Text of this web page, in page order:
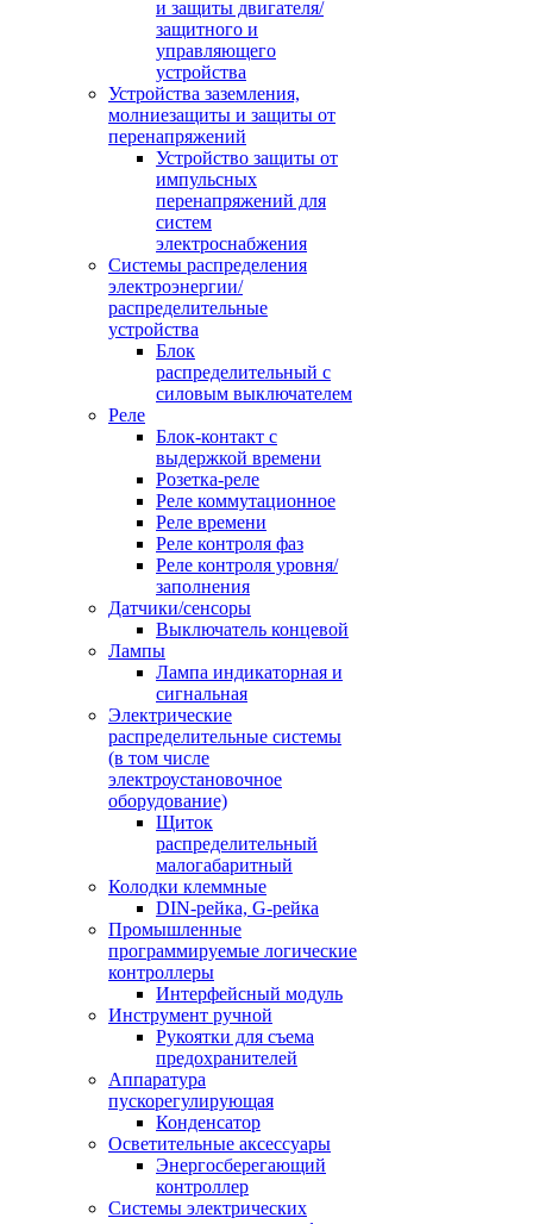
и защиты двигателя/
защитного и
управляющего
устройства
Устройства заземления,
молниезащиты и защиты от
перенапряжений
Устройство защиты от
импульсных
перенапряжений для
систем
электроснабжения
Системы распределения
электроэнергии/
распределительные
устройства
Блок
распределительный с
силовым выключателем
Реле
Блок-контакт с
выдержкой времени
Розетка-реле
Реле коммутационное
Реле времени
Реле контроля фаз
Реле контроля уровня/
заполнения
Датчики/сенсоры
Выключатель концевой
Лампы
Лампа индикаторная и
сигнальная
Электрические
распределительные системы
(в том числе
электроустановочное
оборудование)
Щиток
распределительный
малогабаритный
Колодки клеммные
DIN-рейка, G-рейка
Промышленные
программируемые логические
контроллеры
Интерфейсный модуль
Инструмент ручной
Рукоятки для съема
предохранителей
Аппаратура
пускорегулирующая
Конденсатор
Осветительные аксессуары
Энергосберегающий
контроллер
Системы электрических